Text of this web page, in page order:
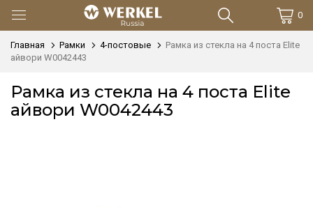
0
Главная Рамки 4-постовые
Рамка из стекла на 4 поста Elite
айвори W0042443
Рамка из стекла на 4 поста Elite
айвори W0042443